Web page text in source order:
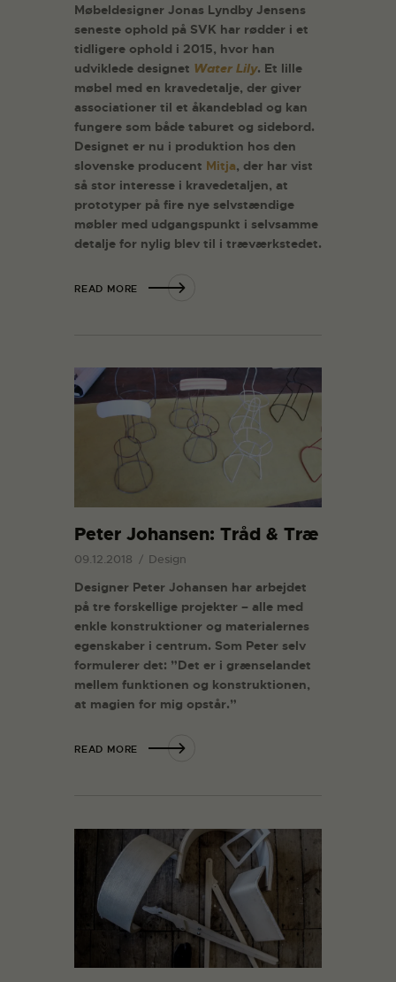
Møbeldesigner Jonas Lyndby Jensens
seneste ophold på SVK har rødder i et
tidligere ophold i 2015, hvor han
udviklede designet Water Lily. Et lille
møbel med en kravedetalje, der giver
associationer til et åkandeblad og kan
fungere som både taburet og sidebord.
Designet er nu i produktion hos den
slovenske producent Mitja, der har vist
så stor interesse i kravedetaljen, at
prototyper på fire nye selvstændige
møbler med udgangspunkt i selvsamme
detalje for nylig blev til i træværkstedet.
READ MORE
Peter Johansen: Tråd & Træ
09.12.2018 Design
Designer Peter Johansen har arbejdet
på tre forskellige projekter – alle med
enkle konstruktioner og materialernes
egenskaber i centrum. Som Peter selv
formulerer det: ”Det er i grænselandet
mellem funktionen og konstruktionen,
at magien for mig opstår.”
READ MORE